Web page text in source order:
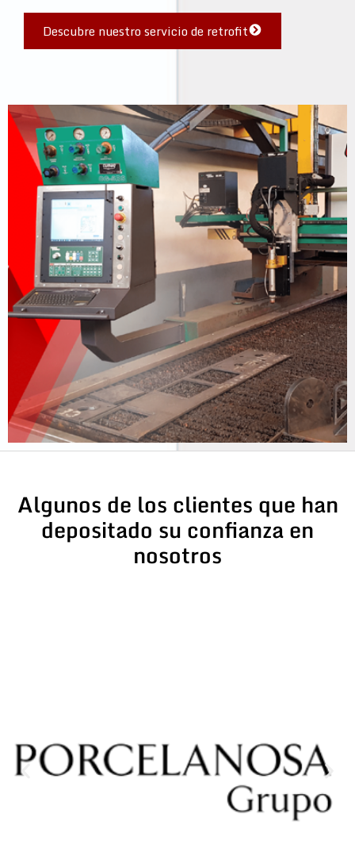
Descubre nuestro servicio de retrofit
Algunos de los clientes que han
depositado su confianza en
nosotros